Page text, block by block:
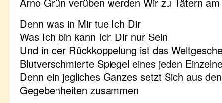
Denn was in Mir tue Ich Dir
Was Ich bin kann Ich Dir nur Sein
Und in der Rückkoppelung ist das
Blutverschmierte Spiegel eines jeden
Denn ein jegliches Ganzes setzt Sich aus
Gegebenheiten zusammen